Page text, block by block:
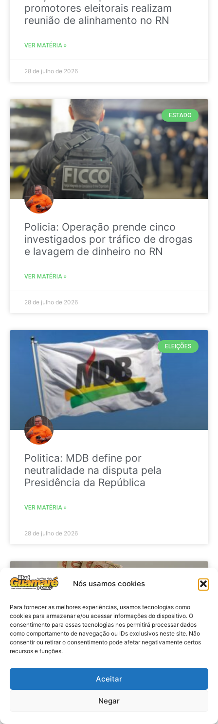
Nós usamos cookies
Para fornecer as melhores experiências, usamos tecnologias como
cookies para armazenar e/ou acessar informações do dispositivo. O
consentimento para essas tecnologias nos permitirá processar dados
como comportamento de navegação ou IDs exclusivos neste site. Não
consentir ou retirar o consentimento pode afetar negativamente certos
recursos e funções.
Aceitar
Negar
promotores eleitorais realizam
reunião de alinhamento no RN
VER MATÉRIA »
28 de julho de 2026
ESTADO
Policia: Operação prende cinco
investigados por tráfico de drogas
e lavagem de dinheiro no RN
VER MATÉRIA »
28 de julho de 2026
ELEIÇÕES
Politica: MDB define por
neutralidade na disputa pela
Presidência da República
VER MATÉRIA »
28 de julho de 2026
Economia: Beneficiários com NIS
de final 7 recebem Bolsa Família